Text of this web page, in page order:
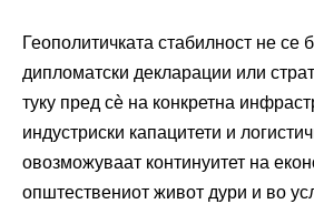
Геополитичката стабилност не се
дипломатски декларации или
туку пред сè на конкретна
индустриски капацитети и
овозможуваат континуитет на
општествениот живот дури и во